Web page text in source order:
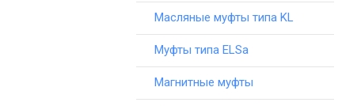
Масляные муфты типа KL
Муфты типа ELSa
Магнитные муфты